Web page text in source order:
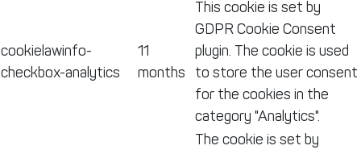
cookielawinfo-
checkbox-analytics
11
months
This cookie is set by
GDPR Cookie Consent
plugin. The cookie is used
to store the user consent
for the cookies in the
category "Analytics".
The cookie is set by